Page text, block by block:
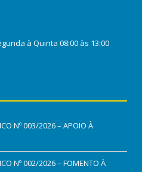
à Quinta 08:00 às 13:00
Nº 003/2026 – APOIO À
Nº 002/2026 – FOMENTO À